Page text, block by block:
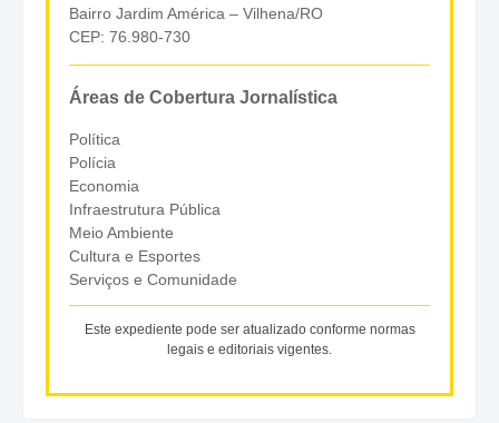
Bairro Jardim América – Vilhena/RO
CEP: 76.980-730
Áreas de Cobertura Jornalística
Política
Polícia
Economia
Infraestrutura Pública
Meio Ambiente
Cultura e Esportes
Serviços e Comunidade
Este expediente pode ser atualizado conforme normas
legais e editoriais vigentes.